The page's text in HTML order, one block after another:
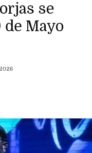
se
Mayo